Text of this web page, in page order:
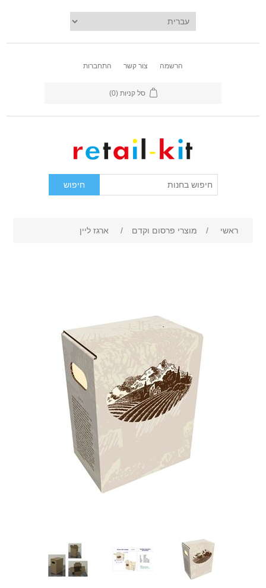
הרשמה צור קשר התחברות
סל קניות (0)
ראשי / מוצרי פרסום וקדם / ארגז ליין